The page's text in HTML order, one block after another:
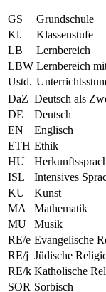
GS
Grundschule
Kl.
Klassenstufe
LB
Lernbereich
LBW Lernbereich
Ustd.
DaZ Deutsch als
DE
Deutsch
EN
Englisch
ETH Ethik
HU
ISL
Intensives
KU
Kunst
MA
Mathematik
MU
Musik
RE/e Evangelische
RE/j Jüdische
RE/k Katholische
SOR Sorbisch